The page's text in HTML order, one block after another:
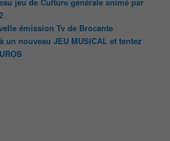
émission Tv de Brocante
un nouveau JEU MUSICAL et tentez